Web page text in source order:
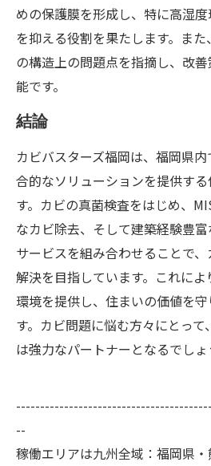
めの保護膜を形成し、特に高湿
を抑える役割を果たします。ま
の構造上の問題点を指摘し、改
能です。
結論
カビバスターズ福岡は、福岡県
合的なソリューションを提供す
す。カビの真菌検査をはじめ、
なカビ除去、そして建築経験豊
サービスを組み合わせることで
解決を目指しています。これに
環境を提供し、住まいの価値を
す。カビ問題に悩む方々にとっ
は強力なパートナーとなるでしょ
--
稼働エリアは九州全域：福岡県